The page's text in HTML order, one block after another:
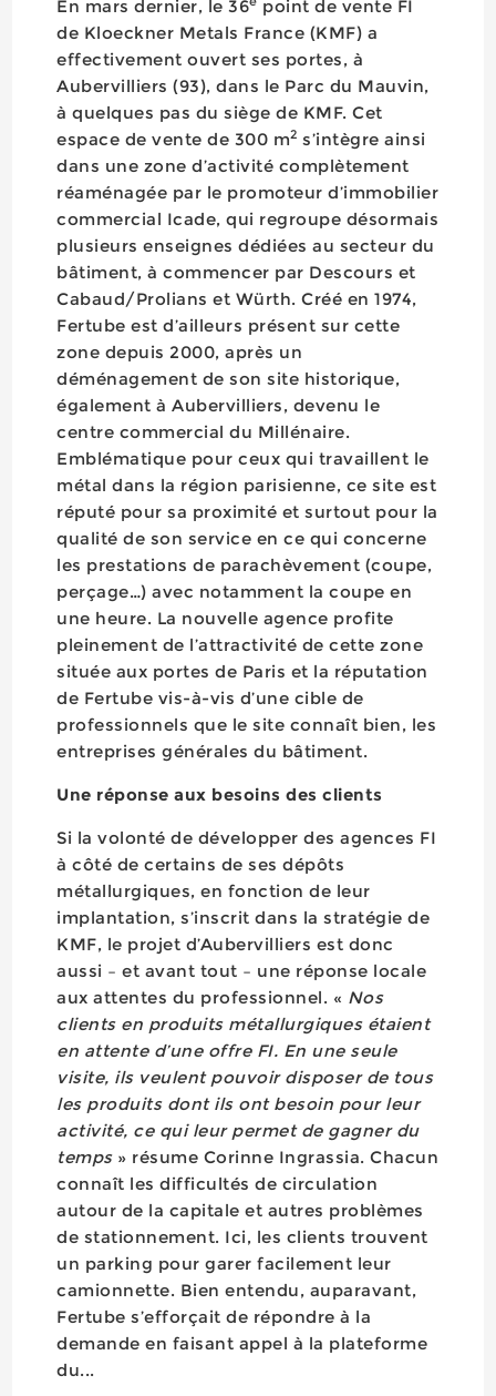
En mars dernier, le 36
point de vente FI
de Kloeckner Metals France (KMF) a
effectivement ouvert ses portes, à
Aubervilliers (93), dans le Parc du Mauvin,
à quelques pas du siège de KMF. Cet
espace de vente de 300 m2 s’intègre ainsi
dans une zone d’activité complètement
réaménagée par le promoteur d’immobilier
commercial Icade, qui regroupe désormais
plusieurs enseignes dédiées au secteur du
bâtiment, à commencer par Descours et
Cabaud/Prolians et Würth. Créé en 1974,
Fertube est d’ailleurs présent sur cette
zone depuis 2000, après un
déménagement de son site historique,
également à Aubervilliers, devenu le
centre commercial du Millénaire.
Emblématique pour ceux qui travaillent le
métal dans la région parisienne, ce site est
réputé pour sa proximité et surtout pour la
qualité de son service en ce qui concerne
les prestations de parachèvement (coupe,
perçage…) avec notamment la coupe en
une heure. La nouvelle agence profite
pleinement de l’attractivité de cette zone
située aux portes de Paris et la réputation
de Fertube vis-à-vis d’une cible de
professionnels que le site connaît bien, les
entreprises générales du bâtiment.
Une réponse aux besoins des clients
Si la volonté de développer des agences FI
à côté de certains de ses dépôts
métallurgiques, en fonction de leur
implantation, s’inscrit dans la stratégie de
KMF, le projet d’Aubervilliers est donc
aussi – et avant tout – une réponse locale
aux attentes du professionnel. « Nos
clients en produits métallurgiques étaient
en attente d’une offre FI. En une seule
visite, ils veulent pouvoir disposer de tous
les produits dont ils ont besoin pour leur
activité, ce qui leur permet de gagner du
temps » résume Corinne Ingrassia. Chacun
connaît les difficultés de circulation
autour de la capitale et autres problèmes
de stationnement. Ici, les clients trouvent
un parking pour garer facilement leur
camionnette. Bien entendu, auparavant,
Fertube s’efforçait de répondre à la
demande en faisant appel à la plateforme
du...